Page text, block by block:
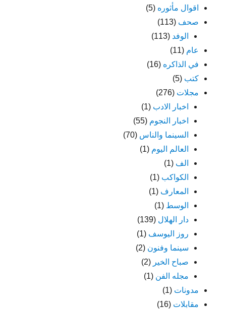
اقوال مأثوره (5)
صحف (113)
الوفد (113)
عام (11)
في الذاكره (16)
كتب (5)
مجلات (276)
اخبار الادب (1)
اخبار النجوم (55)
السينما والناس (70)
العالم اليوم (1)
الف (1)
الكواكب (1)
المعارف (1)
الوسط (1)
دار الهلال (139)
روز اليوسف (1)
سينما وفنون (2)
صباح الخير (2)
مجله الفن (1)
مدونات (1)
مقابلات (16)